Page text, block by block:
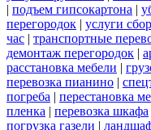
| подъем гипсокартона |
перегородок | услуги
час | транспортные
демонтаж перегородок |
расстановка мебели |
перевозка пианино |
погреба | перестановка
пленка | перевозка шкафа
погрузка газели |